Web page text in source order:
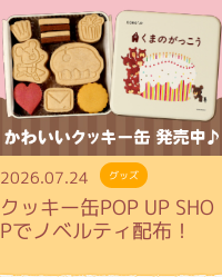
2026.07.24 グッズ
クッキー缶POP UP SHO
Pでノベルティ配布！